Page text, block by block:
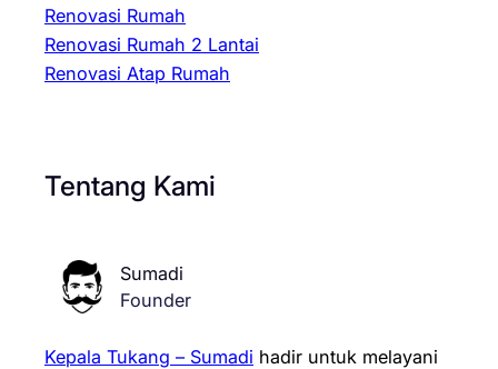
Renovasi Rumah
Renovasi Rumah 2 Lantai
Renovasi Atap Rumah
Tentang Kami
Sumadi
Founder
Kepala Tukang – Sumadi hadir untuk melayani